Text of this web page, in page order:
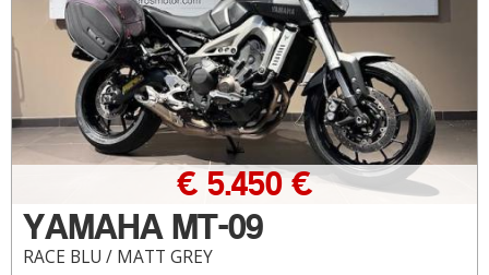
YAMAHA MT-09
RACE BLU / MATT GREY
€ 5.450 €